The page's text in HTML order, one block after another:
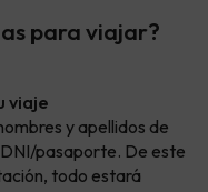
para viajar?
viaje
y apellidos de
pasaporte. De este
todo estará